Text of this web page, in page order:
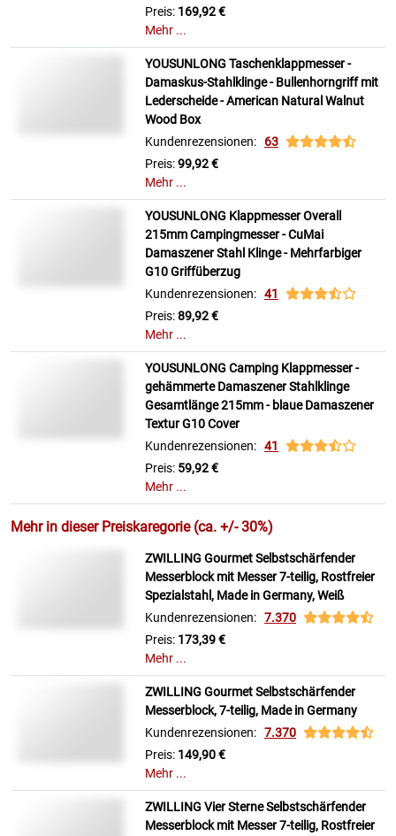
Preis: 169,92 €
Mehr ...
YOUSUNLONG Taschenklappmesser -
Damaskus-Stahlklinge - Bullenhorngriff mit
Lederscheide - American Natural Walnut
Wood Box
Kundenrezensionen: 63
Preis:99,92 €
Mehr ...
YOUSUNLONG Klappmesser Overall
215mm Campingmesser - CuMai
Damaszener Stahl Klinge - Mehrfarbiger
G10 Griffüberzug
Kundenrezensionen: 41
Preis:89,92 €
Mehr ...
YOUSUNLONG Camping Klappmesser -
gehämmerte Damaszener Stahlklinge
Gesamtlänge 215mm - blaue Damaszener
Textur G10 Cover
Kundenrezensionen: 41
Preis: 59,92 €
Mehr ...
Mehr in dieser Preiskaregorie (ca. +/- 30%)
ZWILLING Gourmet Selbstschärfender
Messerblock mit Messer 7-teilig, Rostfreier
Spezialstahl, Made in Germany, Weiß
Kundenrezensionen: 7.370
Preis: 173,39 €
Mehr ...
ZWILLING Gourmet Selbstschärfender
Messerblock, 7-teilig, Made in Germany
Kundenrezensionen: 7.370
Preis: 149,90 €
Mehr ...
ZWILLING Vier Sterne Selbstschärfender
Messerblock mit Messer 7-teilig, Rostfreier